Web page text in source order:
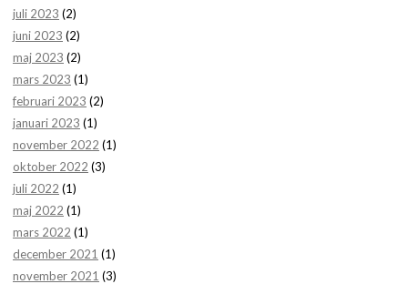
juli 2023 (2)
juni 2023 (2)
maj 2023 (2)
mars 2023 (1)
februari 2023 (2)
januari 2023 (1)
november 2022 (1)
oktober 2022 (3)
juli 2022 (1)
maj 2022 (1)
mars 2022 (1)
december 2021 (1)
november 2021 (3)